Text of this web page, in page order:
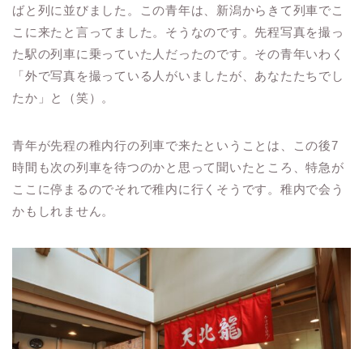
ばと列に並びました。この青年は、新潟からきて列車でこ
こに来たと言ってました。そうなのです。先程写真を撮っ
た駅の列車に乗っていた人だったのです。その青年いわく
「外で写真を撮っている人がいましたが、あなたたちでし
たか」と（笑）。
青年が先程の稚内行の列車で来たということは、この後7
時間も次の列車を待つのかと思って聞いたところ、特急が
ここに停まるのでそれで稚内に行くそうです。稚内で会う
かもしれません。